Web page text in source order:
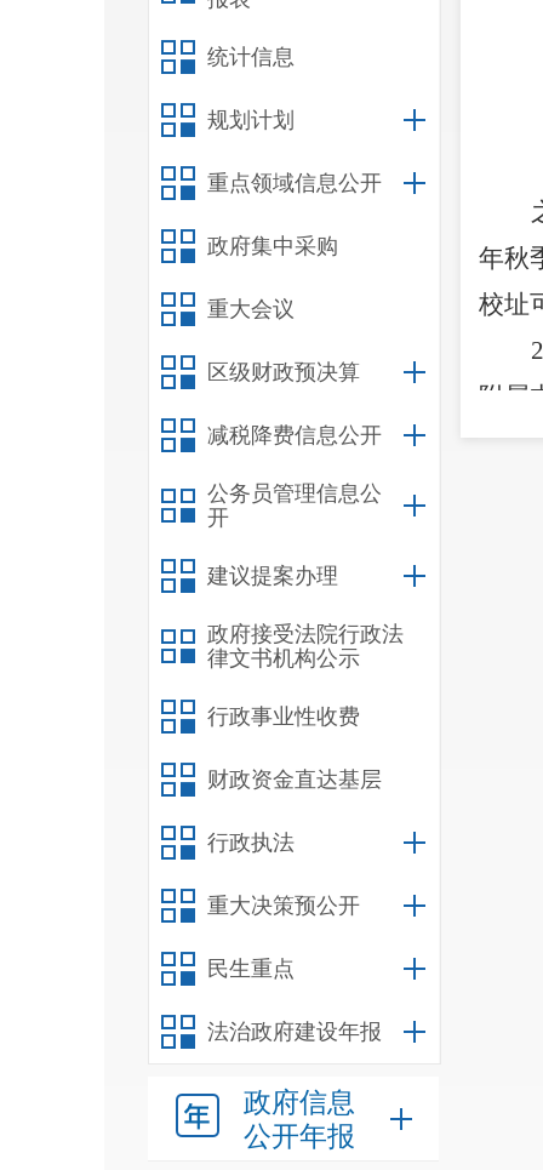
统计信息
规划计划
重点领域信息公开
政府集中采购
重大会议
区级财政预决算
减税降费信息公开
公务员管理信息公
开
建议提案办理
政府接受法院行政法
律文书机构公示
行政事业性收费
财政资金直达基层
行政执法
重大决策预公开
民生重点
法治政府建设年报
政府信息
公开年报
年秋
校址
附属
学昆